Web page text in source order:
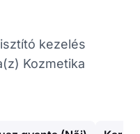
kezelés
Kozmetika